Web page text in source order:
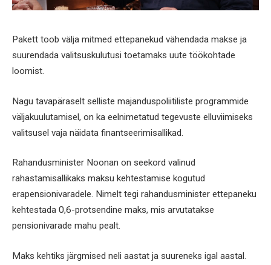
Pakett toob välja mitmed ettepanekud vähendada makse ja
suurendada valitsuskulutusi toetamaks uute töökohtade
loomist.
Nagu tavapäraselt selliste majanduspoliitiliste programmide
väljakuulutamisel, on ka eelnimetatud tegevuste elluviimiseks
valitsusel vaja näidata finantseerimisallikad.
Rahandusminister Noonan on seekord valinud
rahastamisallikaks maksu kehtestamise kogutud
erapensionivaradele. Nimelt tegi rahandusminister ettepaneku
kehtestada 0,6-protsendine maks, mis arvutatakse
pensionivarade mahu pealt.
Maks kehtiks järgmised neli aastat ja suureneks igal aastal.